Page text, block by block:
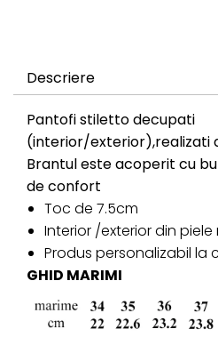
Descriere
Pantofi stiletto decupati
(interior/exterior),realizati
Brantul este acoperit cu
de confort
Toc de 7.5cm
Interior /exterior din
Produs personalizabil la
GHID MARIMI